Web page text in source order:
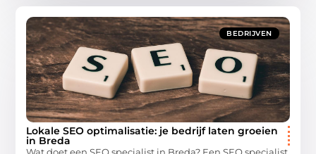
BEDRIJVEN
Lokale SEO optimalisatie: je bedrijf laten groeien
in Breda